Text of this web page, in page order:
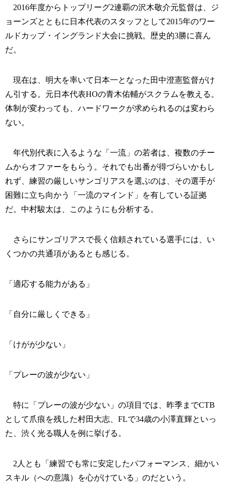
2016年度からトップリーグ2連覇の沢木敬介元監督は、ジ
ョーンズとともに日本代表のスタッフとして2015年のワー
ルドカップ・イングランド大会に挑戦。歴史的3勝に喜ん
だ。
現在は、明大を率いて日本一となった田中澄憲監督がけ
ん引する。元日本代表HOの青木佑輔がスクラムを教える。
体制が変わっても、ハードワークが求められるのは変わら
ない。
年代別代表に入るような「一流」の若者は、複数のチー
ムからオファーをもらう。それでも出番が得づらいかもし
れず、練習の厳しいサンゴリアスを選ぶのは、その選手が
困難に立ち向かう「一流のマインド」を有している証拠
だ。中村駿太は、このようにも分析する。
さらにサンゴリアスで長く信頼されている選手には、い
くつかの共通項があるとも感じる。
「適応する能力がある」
「自分に厳しくできる」
「けがが少ない」
「プレーの波が少ない」
特に「プレーの波が少ない」の項目では、昨季までCTB
として爪痕を残した村田大志、FLで34歳の小澤直輝といっ
た、渋く光る職人を例に挙げる。
2人とも「練習でも常に安定したパフォーマンス、細かい
スキル（への意識）を心がけている」のだという。